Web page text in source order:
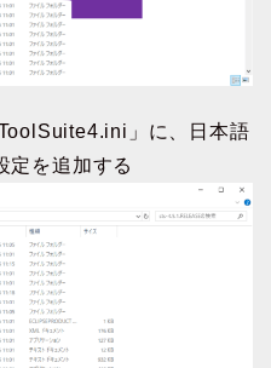
」に、日本語
定を追加する